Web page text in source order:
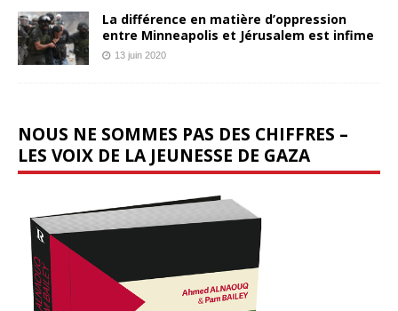
La différence en matière d’oppression
entre Minneapolis et Jérusalem est infime
13 juin 2020
NOUS NE SOMMES PAS DES CHIFFRES –
LES VOIX DE LA JEUNESSE DE GAZA